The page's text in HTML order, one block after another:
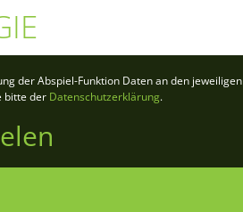
der Abspiel-Funktion Daten an den jeweiligen
bitte der Datenschutzerklärung.